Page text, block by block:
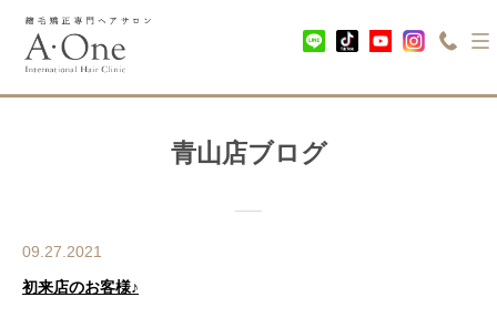
青山店ブログ
09.27.2021
初来店のお客様♪